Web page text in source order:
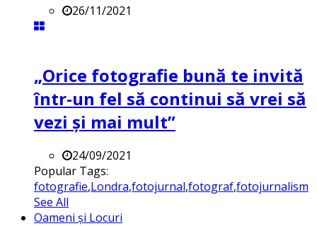
26/11/2021
„Orice fotografie bună te invită
într-un fel să continui să vrei să
vezi și mai mult”
24/09/2021
Popular Tags:
fotografie,Londra,fotojurnal,fotograf,fotojurnalism
See All
Oameni și Locuri